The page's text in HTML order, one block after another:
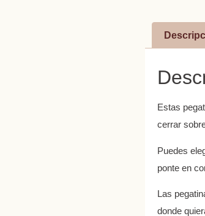
Estas
cerrar
Puedes
ponte en
Las
donde